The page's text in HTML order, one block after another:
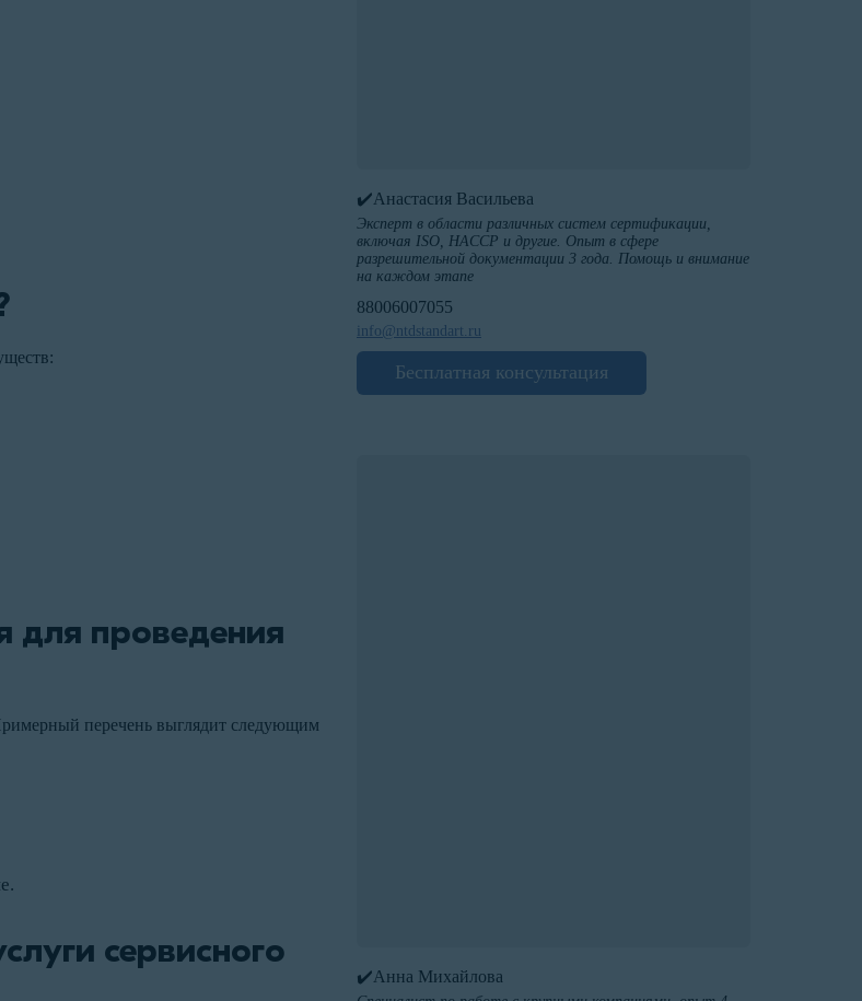
для проведения
перечень выглядит следующим
сервисного
✔️Анастасия Васильева
Эксперт в области различных систем сертификации,
включая ISO, HACCP и другие. Опыт в сфере
разрешительной документации 3 года. Помощь и внимание
на каждом этапе
88006007055
info@ntdstandart.ru
Бесплатная консультация
✔️Анна Михайлова